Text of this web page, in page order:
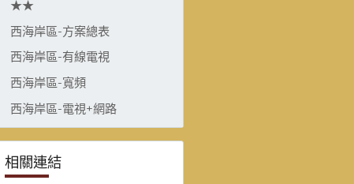
★★
西海岸區-方案總表
西海岸區-有線電視
西海岸區-寬頻
西海岸區-電視+網路
相關連結